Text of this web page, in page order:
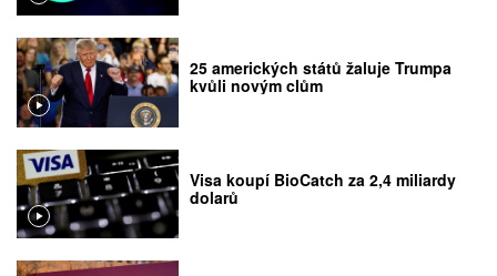
25 amerických států žaluje Trumpa
kvůli novým clům
Visa koupí BioCatch za 2,4 miliardy
dolarů